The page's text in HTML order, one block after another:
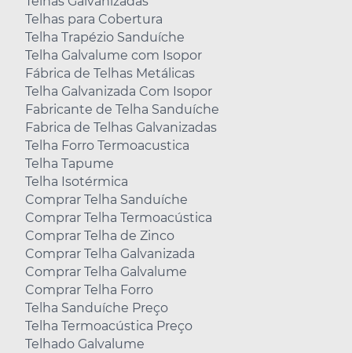
Telhas para Cobertura
Telha Trapézio Sanduíche
Telha Galvalume com Isopor
Fábrica de Telhas Metálicas
Telha Galvanizada Com Isopor
Fabricante de Telha Sanduíche
Fabrica de Telhas Galvanizadas
Telha Forro Termoacustica
Telha Tapume
Telha Isotérmica
Comprar Telha Sanduíche
Comprar Telha Termoacústica
Comprar Telha de Zinco
Comprar Telha Galvanizada
Comprar Telha Galvalume
Comprar Telha Forro
Telha Sanduíche Preço
Telha Termoacústica Preço
Telhado Galvalume